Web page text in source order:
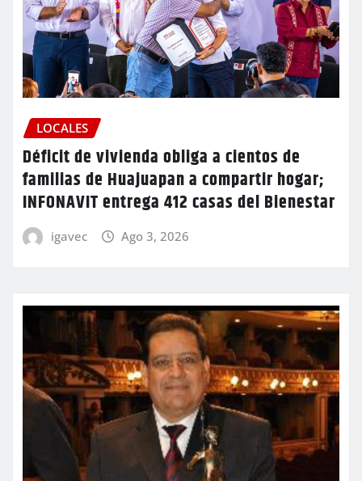
LOCALES
Déficit de vivienda obliga a cientos de
familias de Huajuapan a compartir hogar;
INFONAVIT entrega 412 casas del Bienestar
igavec Ago 3, 2026